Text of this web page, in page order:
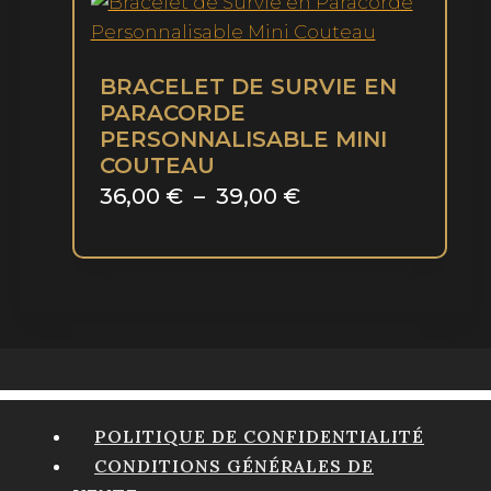
page
produit
variations.
options
peuvent
être
choisies
sur
page
BRACELET DE SURVIE EN
PARACORDE
PERSONNALISABLE MINI
COUTEAU
36,00 € – 39,00 €Plage
prix :
produit
options
peuvent
être
POLITIQUE DE CONFIDENTIALITÉ
CONDITIONS GÉNÉRALES DE